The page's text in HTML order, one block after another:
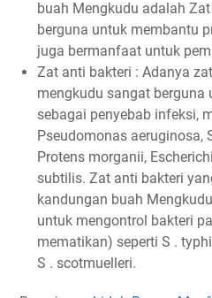
buah Mengkudu adalah
berguna untuk membantu
juga bermanfaat untuk
Zat anti bakteri : Adanya
mengkudu sangat
sebagai penyebab infeksi,
Pseudomonas aeruginosa,
Protens morganii,
subtilis. Zat anti bakteri
kandungan buah
untuk mengontrol bakteri
mematikan) seperti S .
S . scotmuelleri.